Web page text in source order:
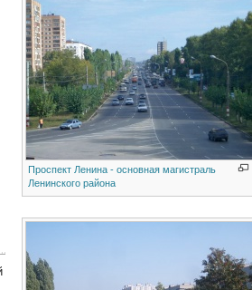
Проспект Ленина - основная магистраль
Ленинского района